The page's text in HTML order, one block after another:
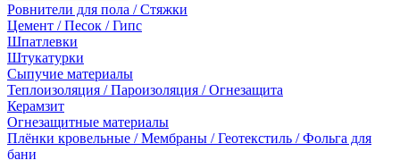
Ровнители для пола / Стяжки
Цемент / Песок / Гипс
Шпатлевки
Штукатурки
Сыпучие материалы
Теплоизоляция / Пароизоляция / Огнезащита
Керамзит
Огнезащитные материалы
Плёнки кровельные / Мембраны / Геотекстиль / Фольга для
бани